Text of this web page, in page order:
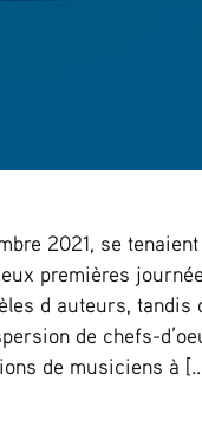
2021, se
premières
d auteurs,
de chefs-
de musiciens à